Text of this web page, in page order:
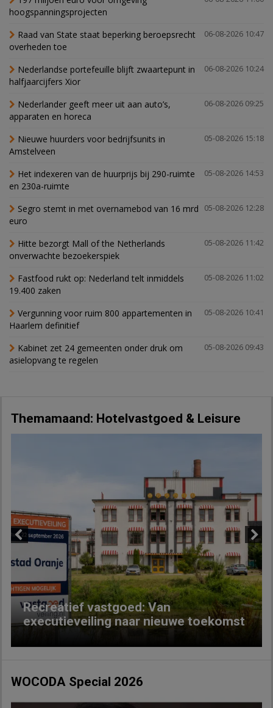
hoogspanningsprojecten
06-08-2026 10:47
Raad van State staat beperking beroepsrecht
overheden toe
06-08-2026 10:24
Nederlandse portefeuille blijft zwaartepunt in
halfjaarcijfers Xior
06-08-2026 09:25
Nederlander geeft meer uit aan auto’s,
apparaten en horeca
05-08-2026 15:18
Nieuwe huurders voor bedrijfsunits in
Amstelveen
05-08-2026 14:53
Het indexeren van de huurprijs bij 290-ruimte
en 230a-ruimte
05-08-2026 12:28
Segro stemt in met overnamebod van 16 mrd
euro
05-08-2026 11:42
Hitte bezorgt Mall of the Netherlands
onverwachte bezoekerspiek
05-08-2026 11:02
Fastfood rukt op: Nederland telt inmiddels
19.400 zaken
05-08-2026 10:41
Vergunning voor ruim 800 appartementen in
Haarlem definitief
05-08-2026 09:43
Kabinet zet 24 gemeenten onder druk om
asielopvang te regelen
Themamaand: Hotelvastgoed & Leisure
Recreatief vastgoed: Van
executieveiling naar nieuwe toekomst
Next
WOCODA Special 2026